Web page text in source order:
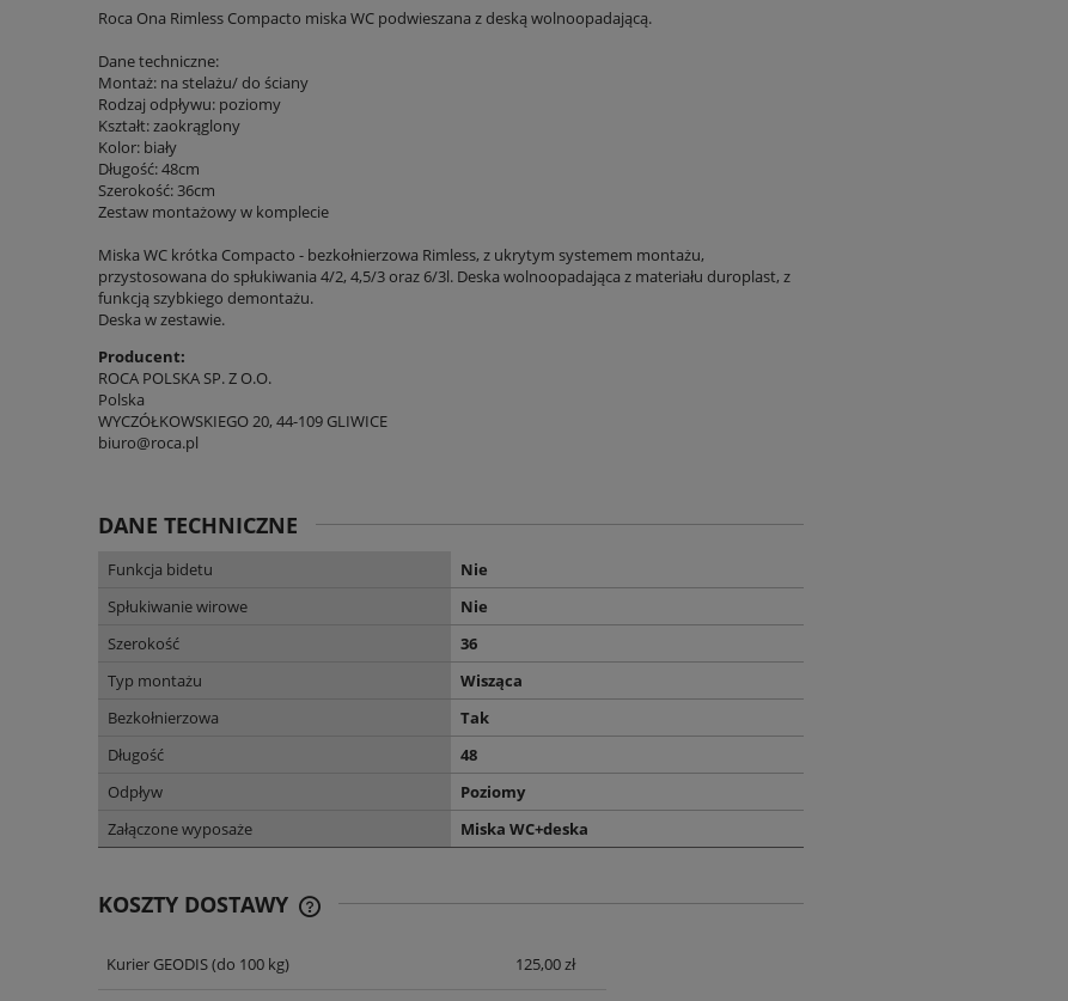
Roca Ona Rimless Compacto miska WC podwieszana z deską wolnoopadającą.
Dane techniczne:
Montaż: na stelażu/ do ściany
Rodzaj odpływu: poziomy
Kształt: zaokrąglony
Kolor: biały
Długość: 48cm
Szerokość: 36cm
Zestaw montażowy w komplecie
Miska WC krótka Compacto - bezkołnierzowa Rimless, z ukrytym systemem montażu,
przystosowana do spłukiwania 4/2, 4,5/3 oraz 6/3l. Deska wolnoopadająca z materiału duroplast, z
funkcją szybkiego demontażu.
Deska w zestawie.
Producent:
ROCA POLSKA SP. Z O.O.
Polska
WYCZÓŁKOWSKIEGO 20, 44-109 GLIWICE
biuro@roca.pl
DANE TECHNICZNE
Funkcja bidetu
Nie
Spłukiwanie wirowe
Nie
Szerokość
36
Typ montażu
Wisząca
Bezkołnierzowa
Tak
Długość
48
Odpływ
Poziomy
Załączone wyposaże
Miska WC+deska
KOSZTY DOSTAWY
CENA NIE ZAWIERA EWENTUALNYCH
Kurier GEODIS(do 100 kg) 125,00 zł